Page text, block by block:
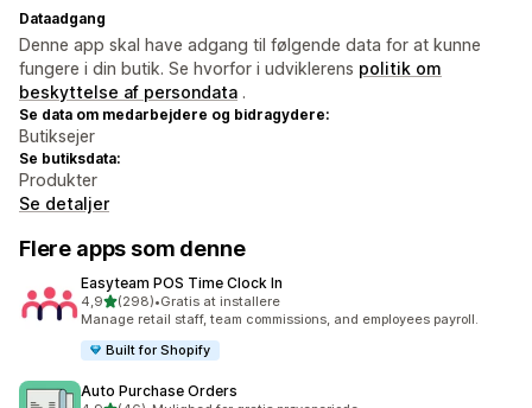
Dataadgang
Denne app skal have adgang til følgende data for at kunne
fungere i din butik. Se hvorfor i udviklerens politik om
beskyttelse af persondata .
Se data om medarbejdere og bidragydere:
Butiksejer
Se butiksdata:
Produkter
Se detaljer
Flere apps som denne
Easyteam POS Time Clock In
4,9ud af 5 stjerner
(298)
298 anmeldelser i alt
•Gratis at installere
Manage retail staff, team commissions, and employees payroll.
Built for Shopify
Auto Purchase Orders